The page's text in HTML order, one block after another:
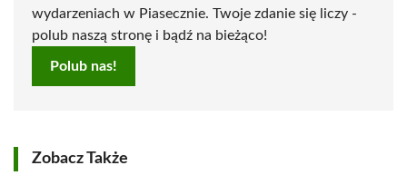
wydarzeniach w Piasecznie. Twoje zdanie się liczy -
polub naszą stronę i bądź na bieżąco!
Polub nas!
Zobacz Także